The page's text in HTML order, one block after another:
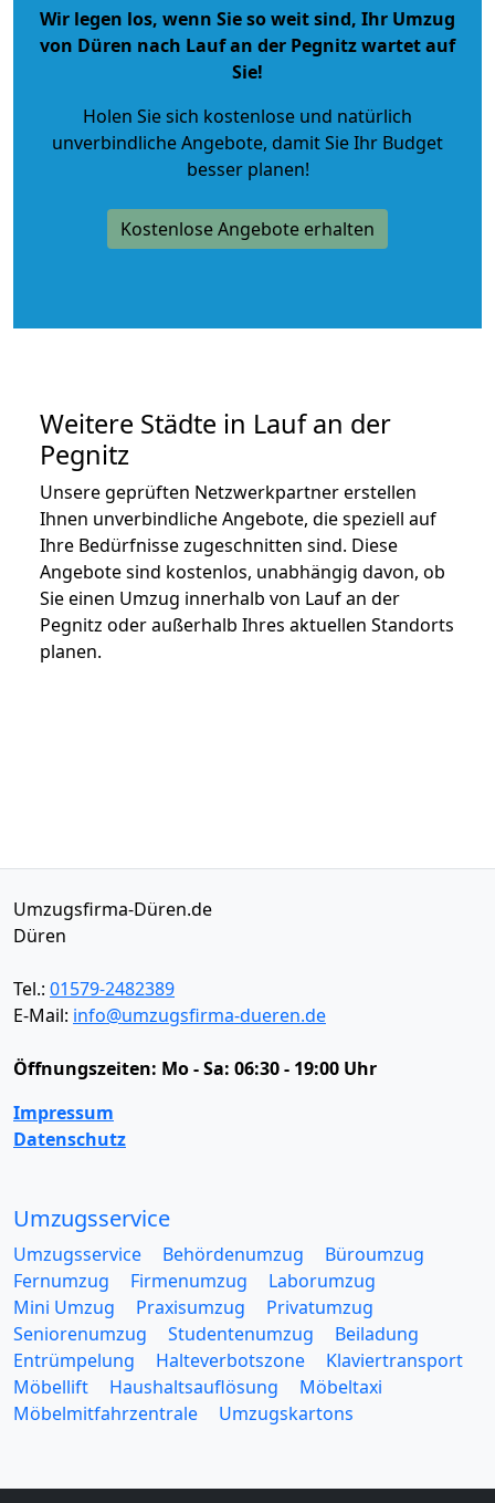
Wir legen los, wenn Sie so weit sind, Ihr Umzug
von Düren nach Lauf an der Pegnitz wartet auf
Sie!
Holen Sie sich kostenlose und natürlich
unverbindliche Angebote, damit Sie Ihr Budget
besser planen!
Kostenlose Angebote erhalten
Weitere Städte in Lauf an der
Pegnitz
Unsere geprüften Netzwerkpartner erstellen
Ihnen unverbindliche Angebote, die speziell auf
Ihre Bedürfnisse zugeschnitten sind. Diese
Angebote sind kostenlos, unabhängig davon, ob
Sie einen Umzug innerhalb von Lauf an der
Pegnitz oder außerhalb Ihres aktuellen Standorts
planen.
Umzugsfirma-Düren.de
Düren
Tel.: 01579-2482389
E-Mail: info@umzugsfirma-dueren.de
Öffnungszeiten: Mo - Sa: 06:30 - 19:00 Uhr
Impressum
Datenschutz
Umzugsservice
Umzugsservice Behördenumzug
Büroumzug
Fernumzug
Firmenumzug
Laborumzug
Mini Umzug
Praxisumzug
Privatumzug
Seniorenumzug
Studentenumzug
Beiladung
Entrümpelung
Halteverbotszone
Klaviertransport
Möbellift
Haushaltsauflösung
Möbeltaxi
Möbelmitfahrzentrale
Umzugskartons